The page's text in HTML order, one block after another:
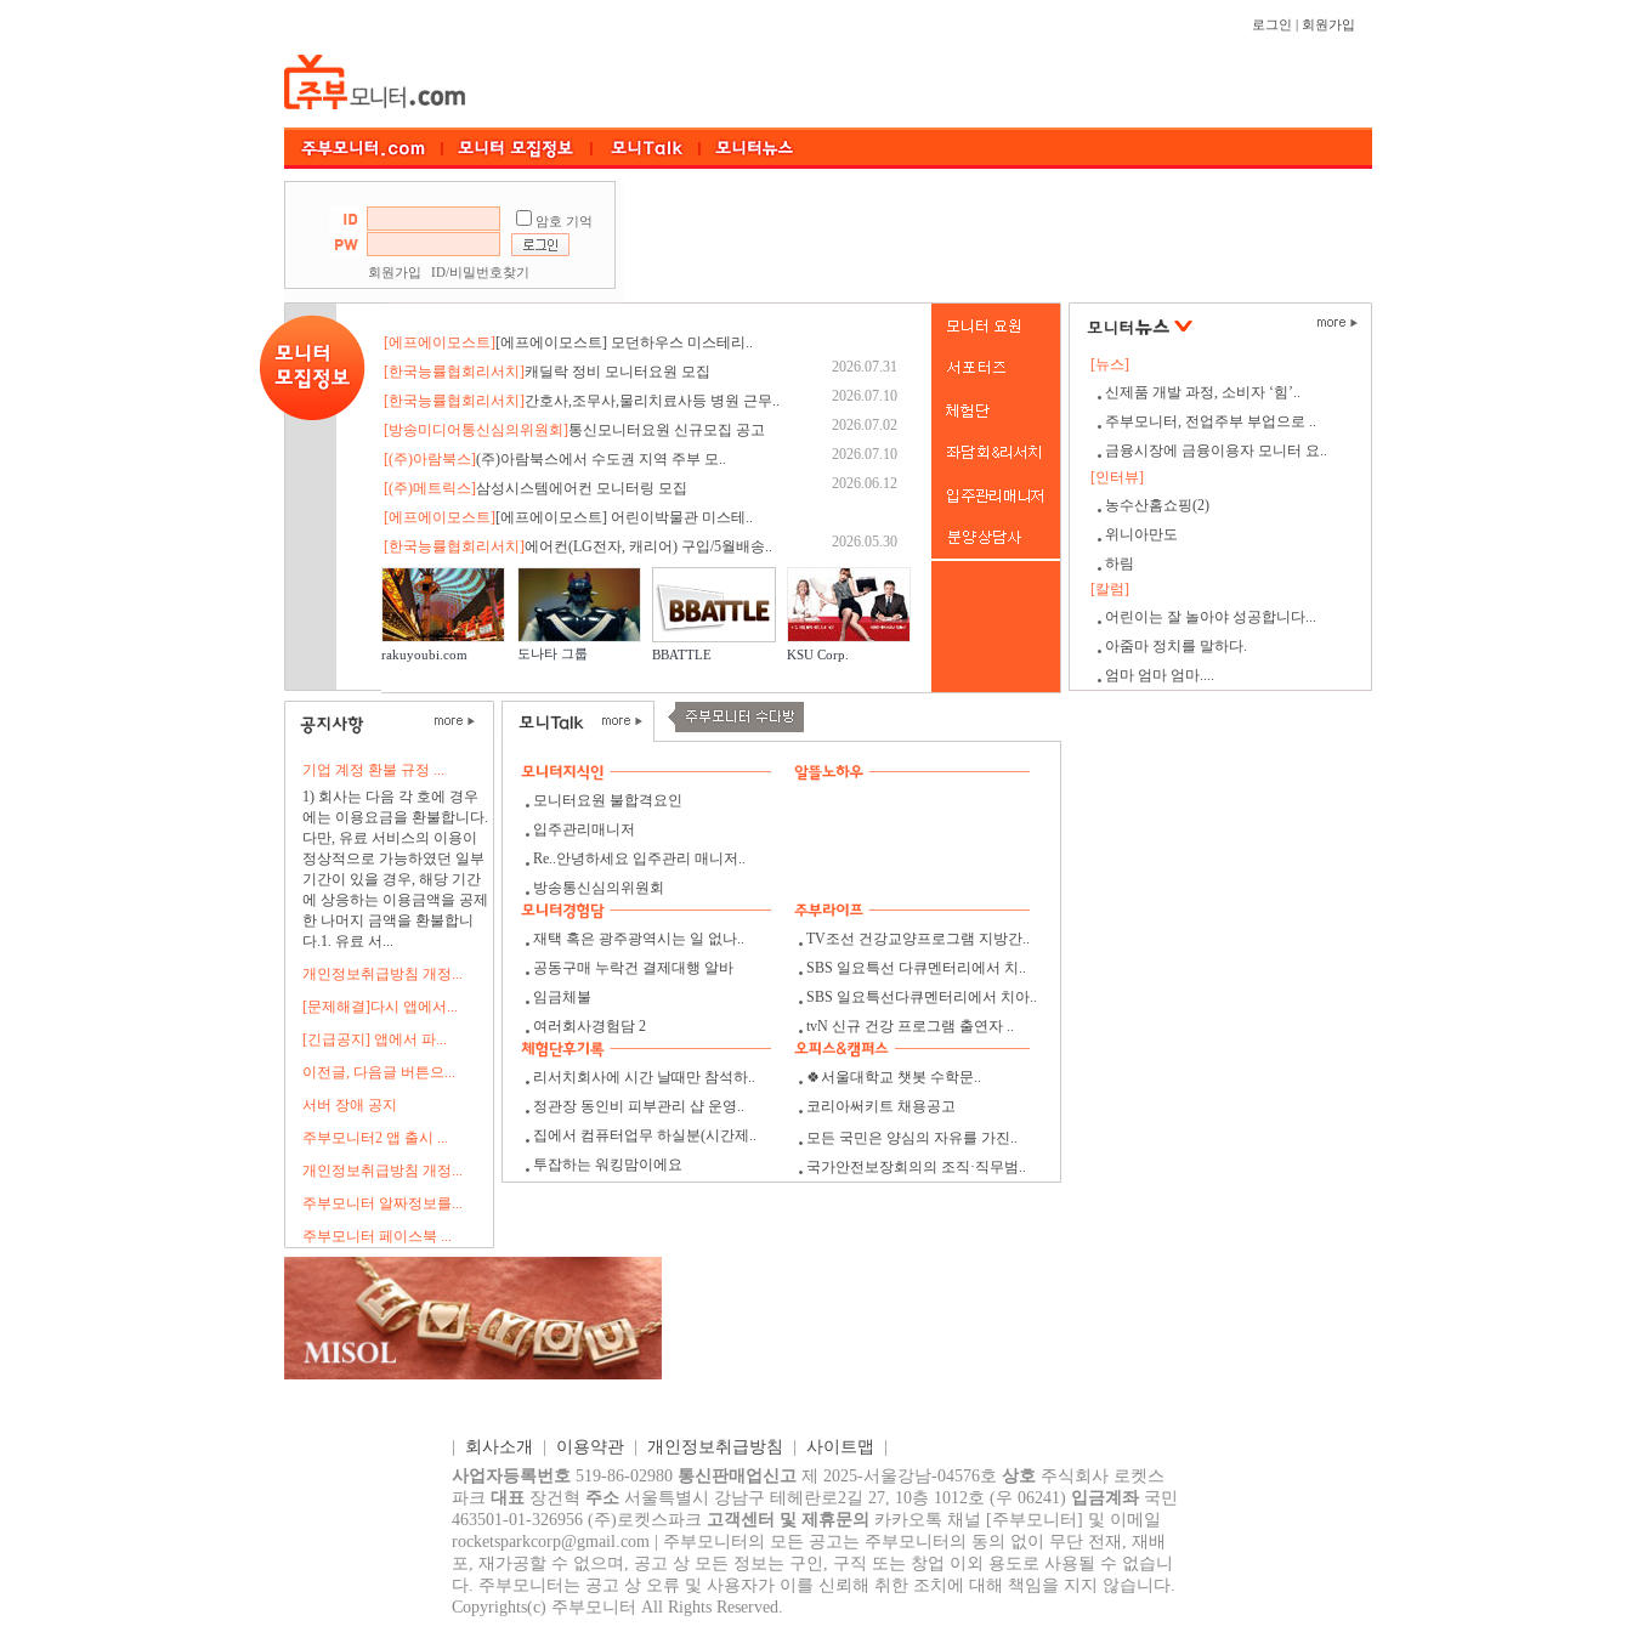
로그인 회원가입
암호 기억
회원가입 ID/비밀번호찾기
[에프에이모스트][에프에이모스트] 모던하우스 미스테리..
[한국능률협회리서치]캐딜락 정비 모니터요원 모집
2026.07.31
[한국능률협회리서치]간호사,조무사,물리치료사등 병원 근무..
2026.07.10
[방송미디어통신심의위원회]통신모니터요원 신규모집 공고
2026.07.02
[(주)아람북스](주)아람북스에서 수도권 지역 주부 모..
2026.07.10
[(주)메트릭스]삼성시스템에어컨 모니터링 모집
2026.06.12
[에프에이모스트][에프에이모스트] 어린이박물관 미스테..
[한국능률협회리서치]에어컨(LG전자, 캐리어) 구입/5월배송.. 2026.05.30
rakuyoubi.com 도나타 그룹 BBATTLE KSU Corp.
[뉴스]
신제품 개발 과정, 소비자 ‘힘’..
주부모니터, 전업주부 부업으로 ..
금융시장에 금융이용자 모니터 요..
[인터뷰]
농수산홈쇼핑(2)
위니아만도
하림
[칼럼]
어린이는 잘 놀아야 성공합니다...
아줌마 정치를 말하다.
엄마 엄마 엄마....
기업 계정 환불 규정 ...
1) 회사는 다음 각 호에 경우
에는 이용요금을 환불합니다.
다만, 유료 서비스의 이용이
정상적으로 가능하였던 일부
기간이 있을 경우, 해당 기간
에 상응하는 이용금액을 공제
한 나머지 금액을 환불합니
다.1. 유료 서...
개인정보취급방침 개정...
[문제해결]다시 앱에서...
[긴급공지] 앱에서 파...
이전글, 다음글 버튼으...
서버 장애 공지
주부모니터2 앱 출시 ...
개인정보취급방침 개정...
주부모니터 알짜정보를...
주부모니터 페이스북 ...
모니터요원 불합격요인
입주관리매니저
Re..안녕하세요 입주관리 매니저..
방송통신심의위원회
재택 혹은 광주광역시는 일 없나..
공동구매 누락건 결제대행 알바
임금체불
여러회사경험담 2
TV조선 건강교양프로그램 지방간..
SBS 일요특선 다큐멘터리에서 치..
SBS 일요특선다큐멘터리에서 치아..
tvN 신규 건강 프로그램 출연자 ..
리서치회사에 시간 날때만 참석하..
정관장 동인비 피부관리 샵 운영..
집에서 컴퓨터업무 하실분(시간제..
투잡하는 워킹맘이에요
🍀서울대학교 챗봇 수학문..
코리아써키트 채용공고
모든 국민은 양심의 자유를 가진..
국가안전보장회의의 조직·직무범..
회사소개 이용약관 개인정보취급방침 사이트맵
사업자등록번호 519-86-02980 통신판매업신고 제 2025-서울강남-04576호 상호 주식회사 로켓스
파크 대표 장건혁 주소 서울특별시 강남구 테헤란로2길 27, 10층 1012호 (우 06241) 입금계좌 국민
463501-01-326956 (주)로켓스파크 고객센터 및 제휴문의 카카오톡 채널 [주부모니터] 및 이메일
rocketsparkcorp@gmail.com
| 주부모니터의 모든 공고는 주부모니터의 동의 없이 무단 전재, 재배
포, 재가공할 수 없으며, 공고 상 모든 정보는 구인, 구직 또는 창업 이외 용도로 사용될 수 없습니
다. 주부모니터는 공고 상 오류 및 사용자가 이를 신뢰해 취한 조치에 대해 책임을 지지 않습니다.
Copyrights(c) 주부모니터 All Rights Reserved.